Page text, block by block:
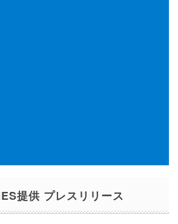
提供 プレスリリース